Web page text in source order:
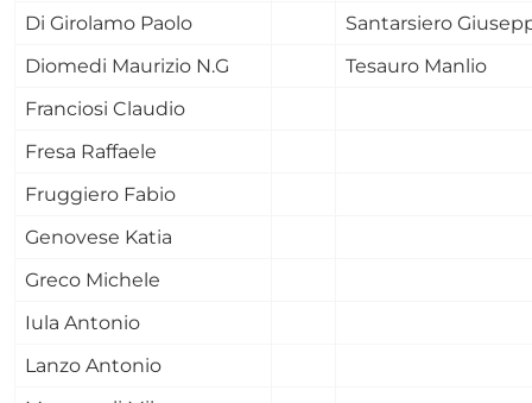
Di Girolamo Paolo
Santarsiero
Diomedi Maurizio N.G
Tesauro Manlio
Franciosi Claudio
Fresa Raffaele
Fruggiero Fabio
Genovese Katia
Greco Michele
Iula Antonio
Lanzo Antonio